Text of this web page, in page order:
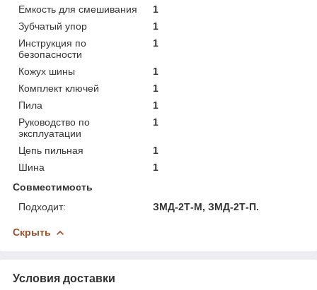
Емкость для смешивания
1
Зубчатый упор
1
Инструкция по
безопасности
1
Кожух шины
1
Комплект ключей
1
Пила
1
Руководство по
эксплуатации
1
Цепь пильная
1
Шина
1
Совместимость
Подходит:
ЗМД-2Т-М, ЗМД-2Т-П.
Скрыть
Условия доставки